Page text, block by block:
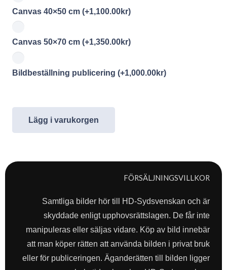
Canvas 40×50 cm (+1,100.00kr)
Canvas 50×70 cm (+1,350.00kr)
Bildbeställning publicering (+1,000.00kr)
Lägg i varukorgen
FÖRSÄLJNINGSVILLKOR
Samtliga bilder hör till HD-Sydsvenskan och är
skyddade enligt upphovsrättslagen. De får inte
manipuleras eller säljas vidare. Köp av bild innebär
att man köper rätten att använda bilden i privat bruk
eller för publiceringen. Äganderätten till bilden ligger